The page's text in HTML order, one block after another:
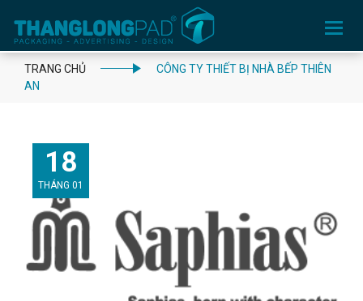
Toggle
navigation
TRANG CHỦ
CÔNG TY THIẾT BỊ NHÀ BẾP THIÊN
AN
18
THÁNG 01